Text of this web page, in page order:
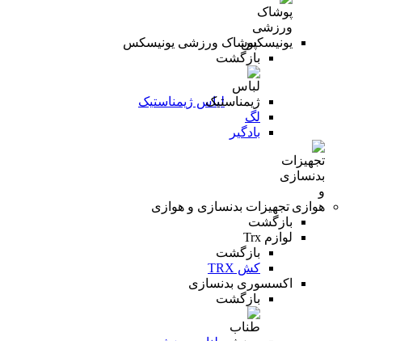
پوشاک ورزشی یونیسکس
بازگشت
لباس ژیمناستیک
لگ
بادگیر
تجهیزات بدنسازی و هوازی
بازگشت
لوازم Trx
بازگشت
کش TRX
اکسسوری بدنسازی
بازگشت